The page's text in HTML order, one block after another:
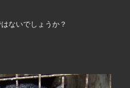
ないでしょうか？